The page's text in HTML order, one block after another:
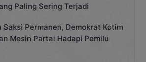
Paling Sering Terjadi
Saksi Permanen, Demokrat Kotim
Mesin Partai Hadapi Pemilu